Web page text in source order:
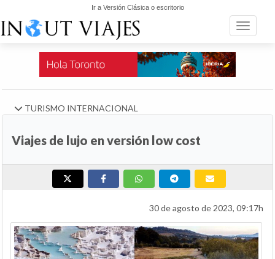
Ir a Versión Clásica o escritorio
Toggle
TURISMO INTERNACIONAL
Viajes de lujo en versión low cost
30 de agosto de 2023, 09:17h